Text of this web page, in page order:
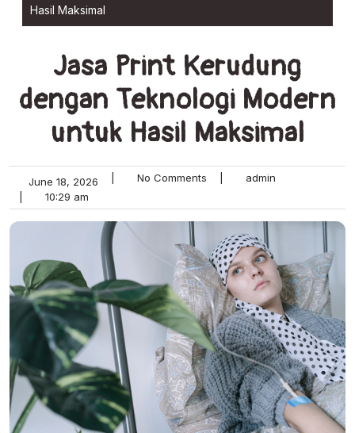
Hasil Maksimal
Jasa Print Kerudung
dengan Teknologi Modern
untuk Hasil Maksimal
June 18, 2026 No Comments
admin
10:29 am